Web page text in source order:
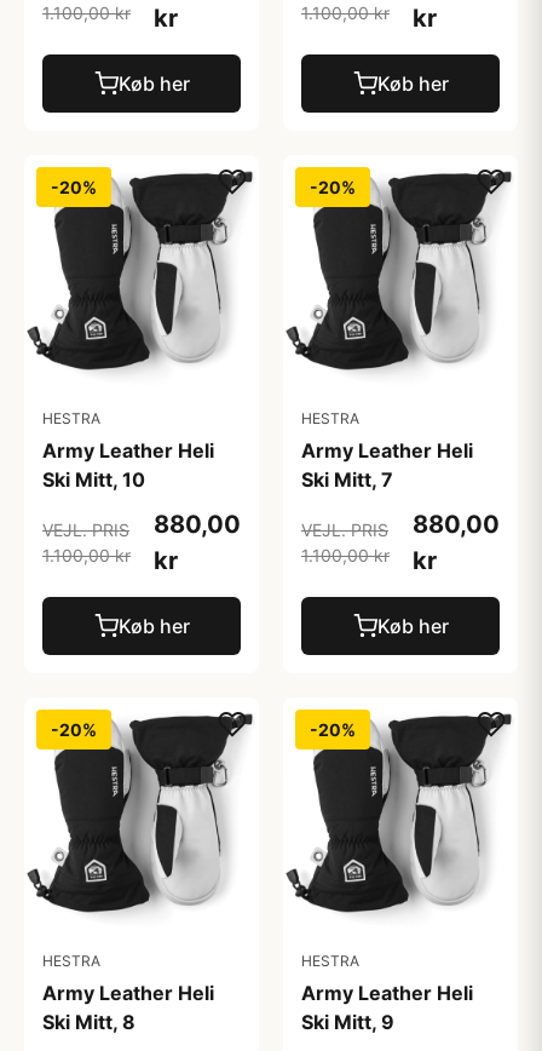
1.100,00 kr
kr
Køb her
1.100,00 kr
kr
Køb her
-20%
HESTRA
Army Leather Heli
Ski Mitt, 10
VEJL. PRIS
1.100,00 kr
880,00
kr
Køb her
-20%
HESTRA
Army Leather Heli
Ski Mitt, 7
VEJL. PRIS
1.100,00 kr
880,00
kr
Køb her
-20%
HESTRA
Army Leather Heli
Ski Mitt, 8
-20%
HESTRA
Army Leather Heli
Ski Mitt, 9